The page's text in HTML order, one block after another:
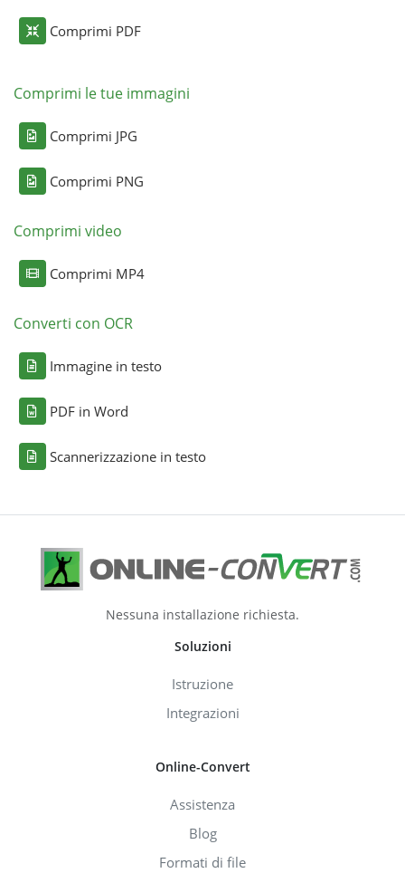
Comprimi PDF
Comprimi le tue immagini
Comprimi JPG
Comprimi PNG
Comprimi video
Comprimi MP4
Converti con OCR
Immagine in testo
PDF in Word
Scannerizzazione in testo
Nessuna installazione richiesta.
Soluzioni
Istruzione
Integrazioni
Online-Convert
Assistenza
Blog
Formati di file